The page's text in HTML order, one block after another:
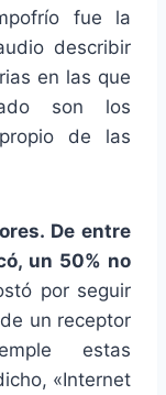
fue la
describir
en las que
son los
de las
De entre
un 50% no
por seguir
un receptor
estas
«Internet